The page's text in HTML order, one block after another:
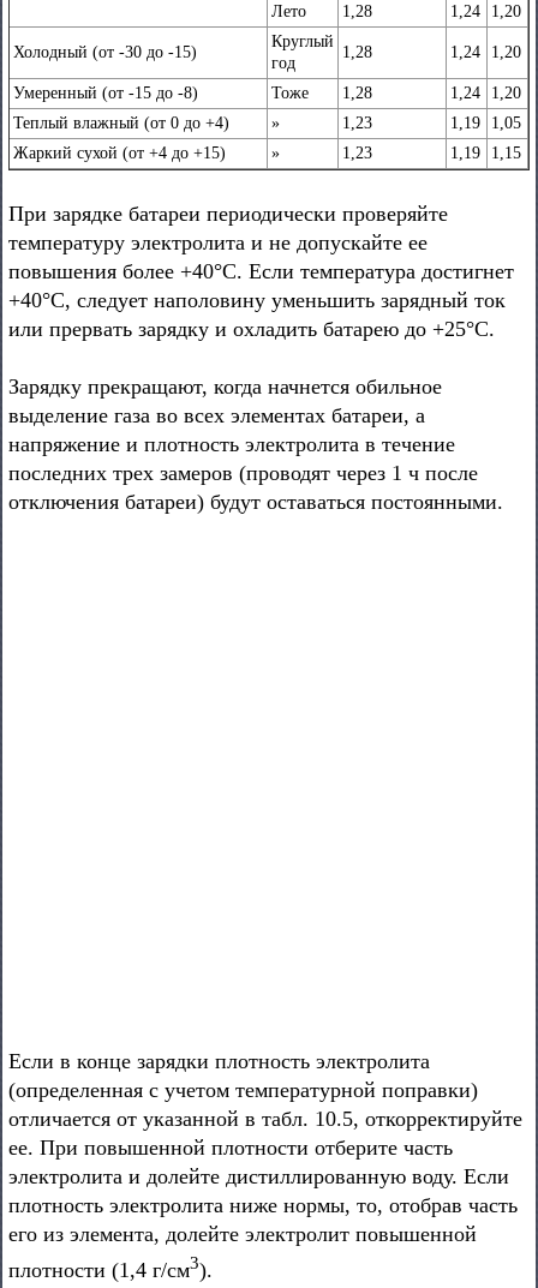
Лето
1,28 1,24 1,20
Холодный (от -30 до -15)
Круглый
год
1,28 1,24 1,20
Умеренный (от -15 до -8) Тоже 1,28 1,24
1,20
Теплый влажный (от 0 до +4)
» 1,23 1,19
1,05
Жаркий сухой (от +4 до +15)
» 1,23 1,19 1,15
При зарядке батареи периодически проверяйте
температуру электролита и не допускайте ее
повышения более +40°С. Если температура достигнет
+40°С, следует наполовину уменьшить зарядный ток
или прервать зарядку и охладить батарею до +25°С.
Зарядку прекращают, когда начнется обильное
выделение газа во всех элементах батареи, а
напряжение и плотность электролита в течение
последних трех замеров (проводят через 1 ч после
отключения батареи) будут оставаться постоянными.
Если в конце зарядки плотность электролита
(определенная с учетом температурной поправки)
отличается от указанной в табл. 10.5, откорректируйте
ее. При повышенной плотности отберите часть
электролита и долейте дистиллированную воду. Если
плотность электролита ниже нормы, то, отобрав часть
его из элемента, долейте электролит повышенной
плотности (1,4 г/см3).